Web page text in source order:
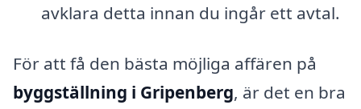
avklara detta innan du ingår ett avtal.
För att få den bästa möjliga affären på
byggställning i Gripenberg, är det en bra